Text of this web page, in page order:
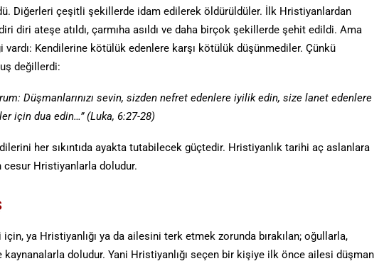
Diğerleri çeşitli şekillerde idam edilerek öldürüldüler. İlk Hristiyanlardan
diri ateşe atıldı, çarmıha asıldı ve daha birçok şekillerde şehit edildi. Ama
vardı: Kendilerine kötülük edenlere karşı kötülük düşünmediler. Çünkü
değillerdi:
Düşmanlarınızı sevin, sizden nefret edenlere iyilik edin, size lanet edenlere
için dua edin…” (Luka, 6:27-28)
her sıkıntıda ayakta tutabilecek güçtedir. Hristiyanlık tarihi aç aslanlara
Hristiyanlarla doludur.
ya Hristiyanlığı ya da ailesini terk etmek zorunda bırakılan; oğullarla,
kaynanalarla doludur. Yani Hristiyanlığı seçen bir kişiye ilk önce ailesi düşman